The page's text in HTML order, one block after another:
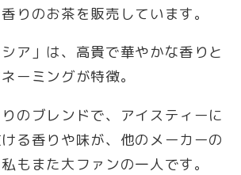
りのお茶を販売しています。
ア」は、高貴で華やかな香りと
ーミングが特徴。
のブレンドで、アイスティーに
る香りや味が、他のメーカーの
もまた大ファンの一人です。